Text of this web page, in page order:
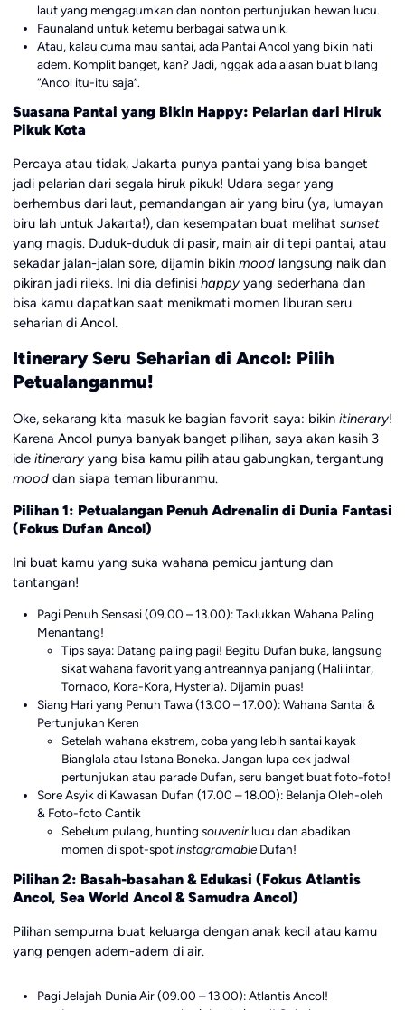
laut yang mengagumkan dan nonton pertunjukan hewan lucu.
Faunaland untuk ketemu berbagai satwa unik.
Atau, kalau cuma mau santai, ada Pantai Ancol yang bikin hati
adem. Komplit banget, kan? Jadi, nggak ada alasan buat bilang
“Ancol itu-itu saja”.
Suasana Pantai yang Bikin Happy: Pelarian dari Hiruk
Pikuk Kota
Percaya atau tidak, Jakarta punya pantai yang bisa banget
jadi pelarian dari segala hiruk pikuk! Udara segar yang
berhembus dari laut, pemandangan air yang biru (ya, lumayan
biru lah untuk Jakarta!), dan kesempatan buat melihat sunset
yang magis. Duduk-duduk di pasir, main air di tepi pantai, atau
sekadar jalan-jalan sore, dijamin bikin moodlangsung naik dan
pikiran jadi rileks. Ini dia definisi happyyang sederhana dan
bisa kamu dapatkan saat menikmati momen liburan seru
seharian di Ancol.
Itinerary Seru Seharian di Ancol: Pilih
Petualanganmu!
Oke, sekarang kita masuk ke bagian favorit saya: bikin itinerary!
Karena Ancol punya banyak banget pilihan, saya akan kasih 3
ide itineraryyang bisa kamu pilih atau gabungkan, tergantung
mooddan siapa teman liburanmu.
Pilihan 1: Petualangan Penuh Adrenalin di Dunia Fantasi
(Fokus Dufan Ancol)
Ini buat kamu yang suka wahana pemicu jantung dan
tantangan!
Pagi Penuh Sensasi (09.00 – 13.00): Taklukkan Wahana Paling
Menantang!
Tips saya: Datang paling pagi! Begitu Dufan buka, langsung
sikat wahana favorit yang antreannya panjang (Halilintar,
Tornado, Kora-Kora, Hysteria). Dijamin puas!
Siang Hari yang Penuh Tawa (13.00 – 17.00): Wahana Santai &
Pertunjukan Keren
Setelah wahana ekstrem, coba yang lebih santai kayak
Bianglala atau Istana Boneka. Jangan lupa cek jadwal
pertunjukan atau parade Dufan, seru banget buat foto-foto!
Sore Asyik di Kawasan Dufan (17.00 – 18.00): Belanja Oleh-oleh
& Foto-foto Cantik
Sebelum pulang, hunting souvenirlucu dan abadikan
momen di spot-spotinstagramableDufan!
Pilihan 2: Basah-basahan & Edukasi (Fokus Atlantis
Ancol, Sea World Ancol & Samudra Ancol)
Pilihan sempurna buat keluarga dengan anak kecil atau kamu
yang pengen adem-adem di air.
Pagi Jelajah Dunia Air (09.00 – 13.00): Atlantis Ancol!